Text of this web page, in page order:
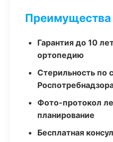
Преимущества
Гарантия до 10
ортопедию
Стерильность по
Фото-протокол
планирование
Бесплатная